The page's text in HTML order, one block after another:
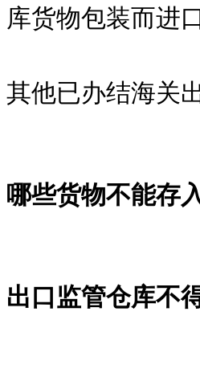
库货物包装而进
其他已办结海关
哪些货物不能存
出口监管仓库不